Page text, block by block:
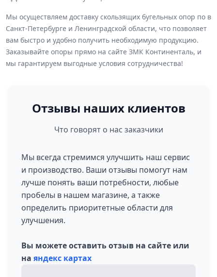
Мы осуществляем доставку скользящих бугельных опор по в
Санкт-Петербурге и Ленинградской области, что позволяет
вам быстро и удобно получить необходимую продукцию.
Заказывайте опоры прямо на сайте ЗМК Континенталь, и
мы гарантируем выгодные условия сотрудничества!
Отзывы наших клиентов
Что говорят о нас заказчики
Мы всегда стремимся улучшить наш сервис
и производство. Ваши отзывы помогут нам
лучше понять ваши потребности, любые
пробелы в нашем магазине, а также
определить приоритетные области для
улучшения.
Вы можете оставить отзыв на сайте или
на яндекс картах